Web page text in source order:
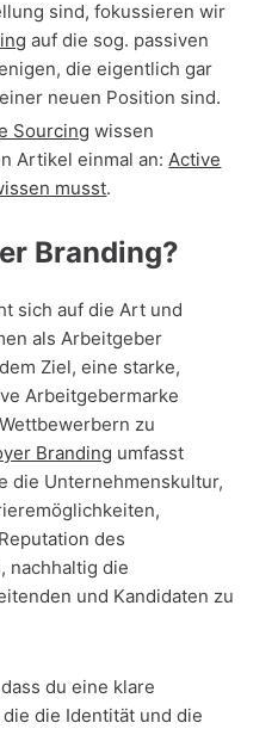
sind, fokussieren wir
auf die sog. passiven
die eigentlich gar
neuen Position sind.
Sourcing wissen
Artikel einmal an:Active
musst.
Branding?
sich auf die Art und
als Arbeitgeber
Ziel, eine starke,
Arbeitgebermarke
zu
Branding umfasst
die Unternehmenskultur,
des
nachhaltig die
und Kandidaten zu
du eine klare
die Identität und die